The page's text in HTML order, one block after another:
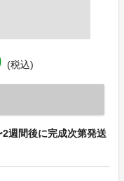
(税込)
週間後に完成次第発送